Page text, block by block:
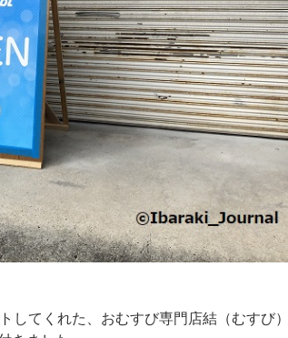
してくれた、おむすび専門店結（むすび